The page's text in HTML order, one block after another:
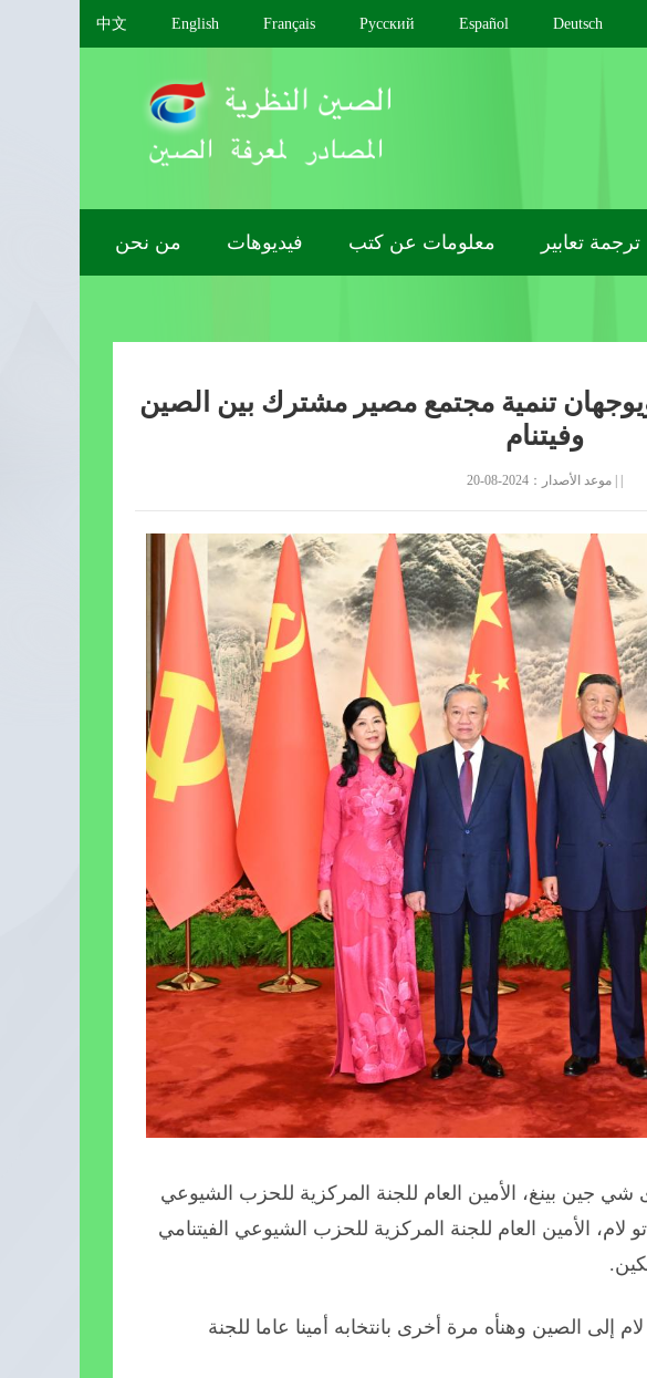
中文 English Français Pусский Español Deutsch
من نحن فيديوهات معلومات عن كتب ترجمة تعابير
تنمية مجتمع مصير مشترك بين الصين
وفيتنام
|موعد الأصدار：2024-08-20
(شينخوا) أجرى شي جين بينغ، الأمين العام للجنة المركزية للحزب الشيوعي
الأمين العام للجنة المركزية للحزب الشيوعي الفيتنامي
إلى الصين وهنأه مرة أخرى بانتخابه أمينا عاما للجنة